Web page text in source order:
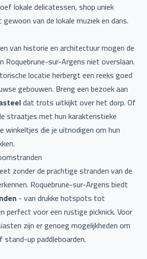
lokale delicatessen, shop uniek
van de lokale muziek en dans.
van historie en architectuur mogen de
Roquebrune-sur-Argens niet overslaan.
locatie herbergt een reeks goed
gebouwen. Breng een bezoek aan
dat trots uitkijkt over het dorp. Of
straatjes met hun karakteristieke
winkeltjes die je uitnodigen om hun
zonder de prachtige stranden van de
Roquebrune-sur-Argens biedt
- van drukke hotspots tot
perfect voor een rustige picknick. Voor
zijn er genoeg mogelijkheden om
up paddleboarden.